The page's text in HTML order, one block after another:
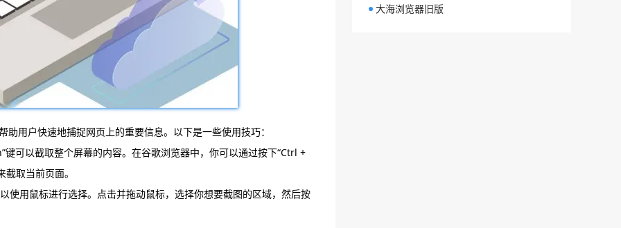
用户快速地捕捉网页上的重要信息。以下是一些使用技巧：
可以截取整个屏幕的内容。在谷歌浏览器中，你可以通过按下“Ctrl +
取当前页面。
使用鼠标进行选择。点击并拖动鼠标，选择你想要截图的区域，然后按
大海浏览器旧版